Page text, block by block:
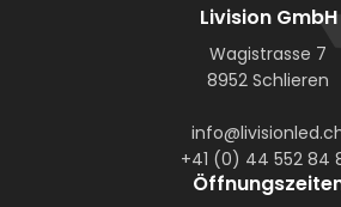
Livision GmbH
Wagistrasse 7
8952 Schlieren
+41 (0) 44 552 84